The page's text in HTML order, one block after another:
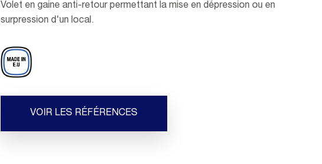
Volet en gaine anti-retour permettant la mise en dépression ou en
surpression d'un local.
VOIR LES RÉFÉRENCES